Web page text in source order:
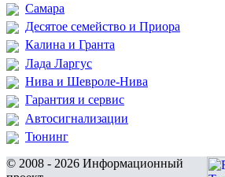
Самара
Десятое семейство и Приора
Калина и Гранта
Лада Ларгус
Нива и Шевроле-Нива
Гарантия и сервис
Автосигнализации
Тюнинг
© 2008 - 2026 Информационный